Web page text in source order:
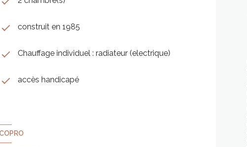
construit en 1985
Chauffage individuel : radiateur (electrique)
accès handicapé